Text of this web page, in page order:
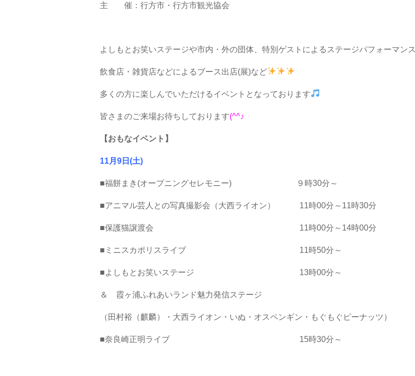
主 催：行方市・行方市観光協会
よしもとお笑いステージや市内・外の団体、特別ゲストによるステージパフォーマンス
飲食店・雑貨店などによるブース出店(展)など
多くの方に楽しんでいただけるイベントとなっております
皆さまのご来場お待ちしております(^^♪
【おもなイベント】
11月9日(土)
■福餅まき(オープニングセレモニー) ９時30分～
■アニマル芸人との写真撮影会（大西ライオン） 11時00分～11時30分
■保護猫譲渡会 11時00分～14時00分
■ミニスカポリスライブ 11時50分～
■よしもとお笑いステージ 13時00分～
＆ 霞ヶ浦ふれあいランド魅力発信ステージ
（田村裕（麒麟）・大西ライオン・いぬ・オスペンギン・もぐもぐピーナッツ）
■奈良崎正明ライブ 15時30分～